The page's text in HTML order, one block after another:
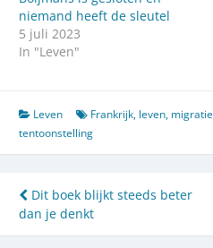
niemand heeft de sleutel
5 juli 2023
In "Leven"
Leven Frankrijk, leven, migratie
tentoonstelling
Bericht
navigatie
Dit boek blijkt steeds beter
dan je denkt